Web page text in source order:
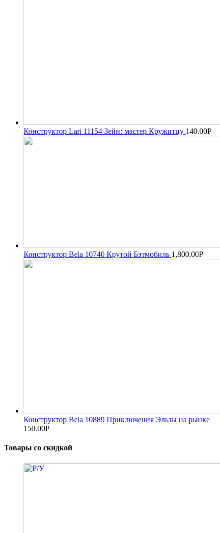
Конструктор Lari 11154 Зейн: мастер Кружитцу 140.00Р
Конструктор Bela 10740 Крутой Бэтмобиль 1,800.00Р
Конструктор Bela 10889 Приключения Эльзы на рынке
150.00Р
Товары со скидкой